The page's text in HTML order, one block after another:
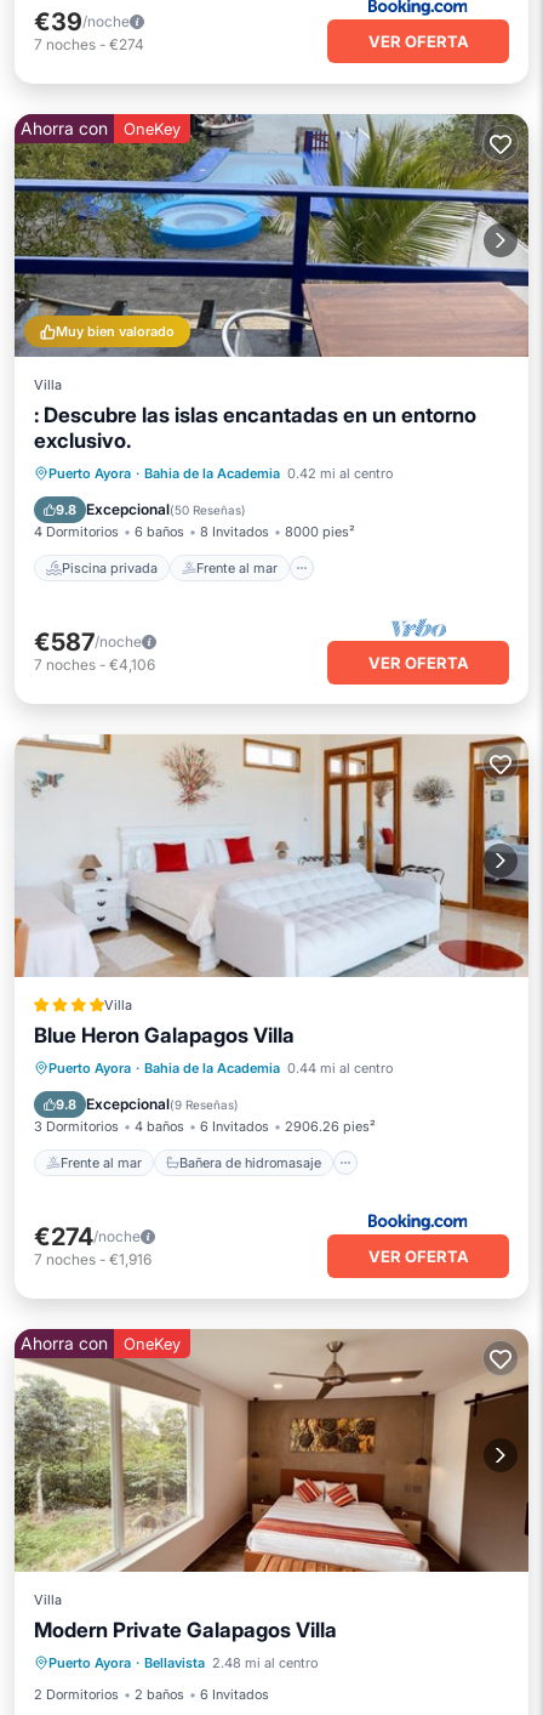
€39/noche
7 noches - €274 VER OFERTA
Muy bien valorado
Ahorra con OneKey
Villa
: Descubre las islas encantadas en un entorno
exclusivo.
Puerto Ayora · Bahia de la Academia 0.42 mi al centro
9.8 Excepcional(50 Reseñas)
4 Dormitorios 6 baños 8 Invitados 8000 pies²
Piscina privada Frente al mar
Piscina privada
Frente al mar
Bañera de hidromasaje
€587/noche
7 noches - €4,106 VER OFERTA
Villa
Blue Heron Galapagos Villa
Puerto Ayora · Bahia de la Academia 0.44 mi al centro
9.8 Excepcional(9 Reseñas)
3 Dormitorios 4 baños 6 Invitados 2906.26 pies²
Frente al mar Bañera de hidromasaje
Frente al mar
Bañera de hidromasaje
Vista al mar
€274/noche
7 noches - €1,916 VER OFERTA
Ahorra con OneKey
Villa
Modern Private Galapagos Villa
Puerto Ayora · Bellavista 2.48 mi al centro
2 Dormitorios
2 baños 6 Invitados
Internet Apto para niños
Ropa de cama